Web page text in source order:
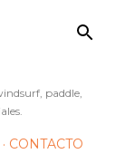
paddle,
CONTACTO